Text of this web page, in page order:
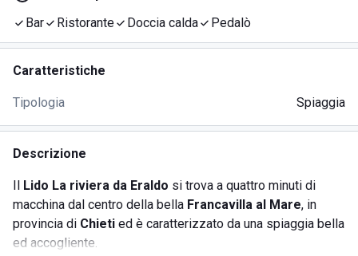
Bar
Ristorante Doccia calda Pedalò
Caratteristiche
Tipologia Spiaggia
Descrizione
Il Lido La riviera da Eraldo si trova a quattro minuti di
macchina dal centro della bella Francavilla al Mare, in
provincia di Chieti ed è caratterizzato da una spiaggia bella
ed accogliente.